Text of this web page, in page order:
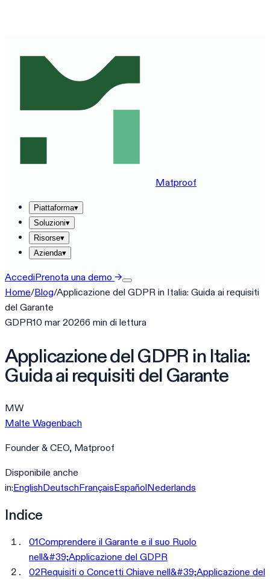
Matproof
Piattaforma▾
Soluzioni▾
Risorse▾
Azienda▾
AccediPrenota una demo →
Home/Blog/Applicazione del GDPR in Italia: Guida ai requisiti
del Garante
GDPR10 mar 20266 min di lettura
Applicazione del GDPR in Italia:
Guida ai requisiti del Garante
MW
Malte Wagenbach
Founder & CEO, Matproof
Disponibile anche
in:EnglishDeutschFrançaisEspañolNederlands
Indice
01Comprendere il Garante e il suo Ruolo
nell&#39;Applicazione del GDPR
02Requisiti o Concetti Chiave nell&#39;Applicazione del